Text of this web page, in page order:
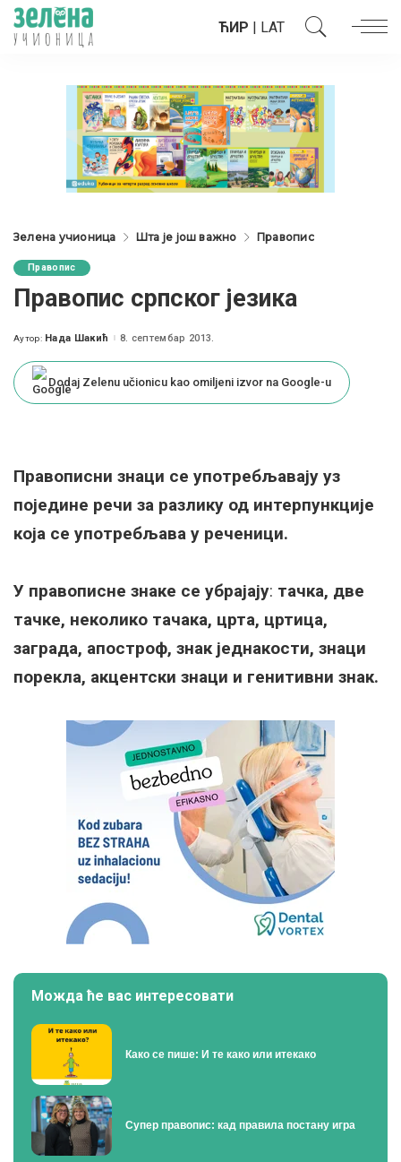
ЋИР | LAT
Зелена учионица Шта је још важно Правопис
Правопис
Правопис српског језика
Posted
Аутор: Нада Шакић 8. септембар 2013.
Dodaj Zelenu učionicu kao omiljeni izvor na Google-u
Правописни знаци се употребљавају уз
поједине речи за разлику од интерпункције
која се употребљава у реченици.
У правописне знаке се убрајају: тачка, две
тачке, неколико тачака, црта, цртица,
заграда, апостроф, знак једнакости, знаци
порекла, акцентски знаци и генитивни знак.
Можда ће вас интересовати
Како се пише: И те како или итекако
Супер правопис: кад правила постану игра